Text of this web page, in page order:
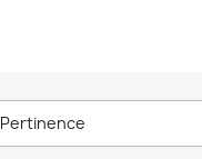
Pertinence